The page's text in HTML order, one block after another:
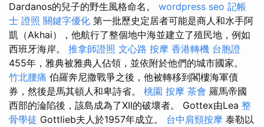
Dardanos的兒子的野生風格命名。 wordpress seo 記帳
士 證照 關鍵字優化 第一批歷史定居者可能是商人和水手阿
凱（Akhai），他航行了整個地中海並建立了殖民地，例如
西班牙海岸。 推拿師證照 文心路 按摩 香港轉機 台胞證
455年，雅典被雅典人佔領，並依附於他們的城市國家。
竹北腰痛 伯羅奔尼撒戰爭之後，他被轉移到閣樓海軍債
券，然後是馬其頓人和卑詩省。 桃園 按摩 茶會 羅馬帝國
西部的淪陷後，該島成為了XII的破壞者。 Gottex由Lea 整
骨學徒 Gottlieb夫人於1957年成立。 台中肩頸按摩 泰勒以